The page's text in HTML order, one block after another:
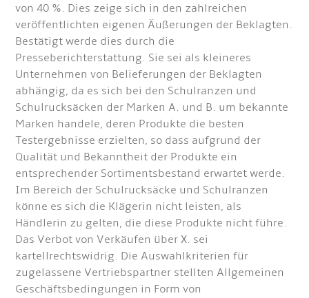
von 40 %. Dies zeige sich in den zahlreichen
veröffentlichten eigenen Äußerungen der Beklagten.
Bestätigt werde dies durch die
Presseberichterstattung. Sie sei als kleineres
Unternehmen von Belieferungen der Beklagten
abhängig, da es sich bei den Schulranzen und
Schulrucksäcken der Marken A. und B. um bekannte
Marken handele, deren Produkte die besten
Testergebnisse erzielten, so dass aufgrund der
Qualität und Bekanntheit der Produkte ein
entsprechender Sortimentsbestand erwartet werde.
Im Bereich der Schulrucksäcke und Schulranzen
könne es sich die Klägerin nicht leisten, als
Händlerin zu gelten, die diese Produkte nicht führe.
Das Verbot von Verkäufen über X. sei
kartellrechtswidrig. Die Auswahlkriterien für
zugelassene Vertriebspartner stellten Allgemeinen
Geschäftsbedingungen in Form von